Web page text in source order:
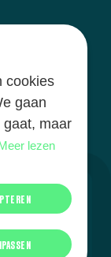
-Terms
cookies
gaan
maar
lezen